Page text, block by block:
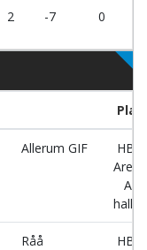
2 -7 0
Plan
Allerum GIF
HBG
Arena
A-
hallen
Råå
HBG